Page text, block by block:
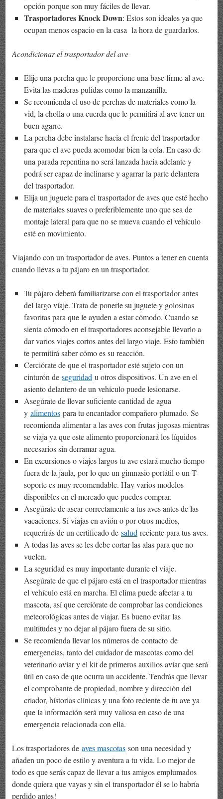
opción porque son muy fáciles de llevar.
Trasportadores Knock Down: Estos son ideales ya que
ocupan menos espacio en la casa la hora de guardarlos.
Acondicionar el trasportador del ave
Elije una percha que le proporcione una base firme al ave.
Evita las maderas pulidas como la manzanilla.
Se recomienda el uso de perchas de materiales como la
vid, la cholla o una cuerda que le permitirá al ave tener un
buen agarre.
La percha debe instalarse hacia el frente del trasportador
para que el ave pueda acomodar bien la cola. En caso de
una parada repentina no será lanzada hacia adelante y
podrá ser capaz de inclinarse y agarrar la parte delantera
del trasportador.
Elija un juguete para el trasportador de aves que esté hecho
de materiales suaves o preferiblemente uno que sea de
montaje lateral para que no se mueva cuando el vehículo
esté en movimiento.
Viajando con un trasportador de aves. Puntos a tener en cuenta
cuando llevas a tu pájaro en un trasportador.
Tu pájaro deberá familiarizarse con el trasportador antes
del largo viaje. Trata de ponerle su juguete y golosinas
favoritas para que le ayuden a estar cómodo. Cuando se
sienta cómodo en el trasportadores aconsejable llevarlo a
dar varios viajes cortos antes del largo viaje. Esto también
te permitirá saber cómo es su reacción.
Cerciórate de que el trasportador esté sujeto con un
cinturón de seguridad u otros dispositivos. Un ave en el
asiento delantero de un vehículo puede lesionarse.
Asegúrate de llevar suficiente cantidad de agua
y alimentos para tu encantador compañero plumado. Se
recomienda alimentar a las aves con frutas jugosas mientras
se viaja ya que este alimento proporcionará los líquidos
necesarios sin derramar agua.
En excursiones o viajes largos tu ave estará mucho tiempo
fuera de la jaula, por lo que un gimnasio portátil o un T-
soporte es muy recomendable. Hay varios modelos
disponibles en el mercado que puedes comprar.
Asegúrate de asear correctamente a tus aves antes de las
vacaciones. Si viajas en avión o por otros medios,
requerirás de un certificado de salud reciente para tus aves.
A todas las aves se les debe cortar las alas para que no
vuelen.
La seguridad es muy importante durante el viaje.
Asegúrate de que el pájaro está en el trasportador mientras
el vehículo está en marcha. El clima puede afectar a tu
mascota, así que cerciórate de comprobar las condiciones
meteorológicas antes de viajar. Es bueno evitar las
multitudes y no dejar al pájaro fuera de su sitio.
Se recomienda llevar los números de contacto de
emergencias, tanto del cuidador de mascotas como del
veterinario aviar y el kit de primeros auxilios aviar que será
útil en caso de que ocurra un accidente. Tendrás que llevar
el comprobante de propiedad, nombre y dirección del
criador, historias clínicas y una foto reciente de tu ave ya
que la información será muy valiosa en caso de una
emergencia relacionada con ella.
Los trasportadores de aves mascotas son una necesidad y
añaden un poco de estilo y aventura a tu vida. Lo mejor de
todo es que serás capaz de llevar a tus amigos emplumados
donde quiera que vayas y sin el transportador él se lo habría
perdido antes!